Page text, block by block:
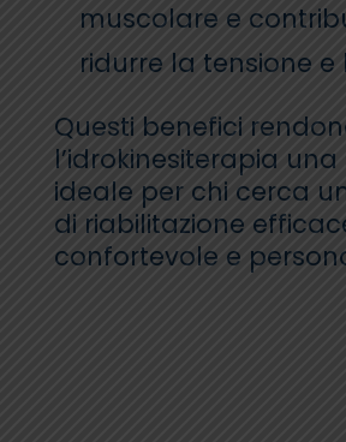
muscolare e
ridurre la tensione e
Questi benefici
l’idrokinesiterapia
ideale per chi cerca
di riabilitazione
confortevole e